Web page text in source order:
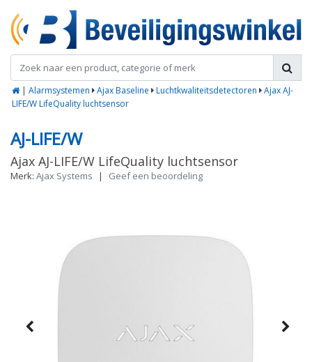
| Alarmsystemen Ajax Baseline Luchtkwaliteitsdetectoren
Ajax AJ-
LIFE/W LifeQuality luchtsensor
AJ-LIFE/W
Ajax AJ-LIFE/W LifeQuality luchtsensor
Merk: Ajax Systems | Geef een beoordeling